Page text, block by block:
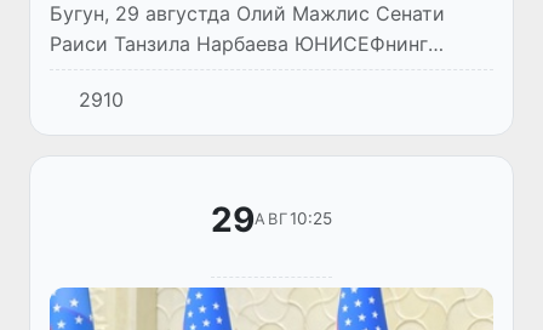
Бугун, 29 августда Олий Мажлис Сенати
Раиси Танзила Нарбаева ЮНИСEФнинг
Ўзбекистондаги ваколатхонаси раҳбари
Реҳина Мария Кастижо хоним билан
учрашди.
2910
29АВГ10:25